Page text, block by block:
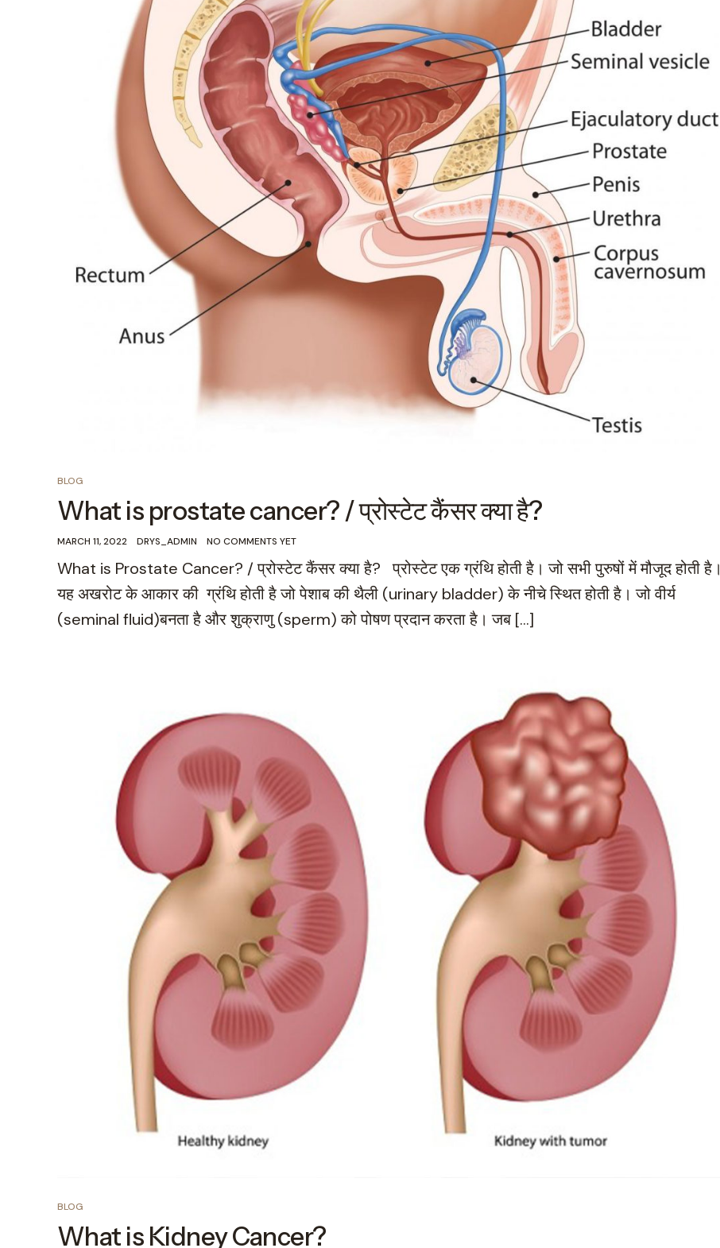
BLOG
What is prostate cancer? / प्रोस्टेट कैंसर क्या है?
MARCH 11, 2022 DRYS_ADMIN NO COMMENTS YET
What is Prostate Cancer? / प्रोस्टेट कैंसर क्या है? प्रोस्टेट एक ग्रंथि होती है। जो सभी पुरुषों में मौजूद होती है।
यह अखरोट के आकार की ग्रंथि होती है जो पेशाब की थैली (urinary bladder) के नीचे स्थित होती है। जो वीर्य
(seminal fluid)बनता है और शुक्राणु (sperm) को पोषण प्रदान करता है। जब […]
BLOG
What is Kidney Cancer?